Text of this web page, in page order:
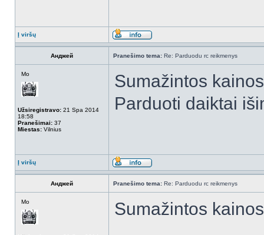
Į viršų
Анджей Pranešimo tema: Re: Parduodu rc reikmenys
Mo
Užsiregistravo: 21 Spa 2014
18:58
Pranešimai: 37
Miestas: Vilnius
Sumažintos
Parduoti daiktai
Į viršų
Анджей Pranešimo tema: Re: Parduodu rc reikmenys
Mo Sumažintos